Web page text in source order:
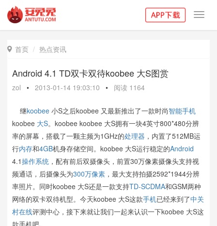
 首页 热点资讯
Android 4.1 TD双卡双待koobee 大S图赏
zol • 2013-01-14 19:03:10 • 阅读 1164
继koobee 小S之后koobee 又最新推出了一款时尚智能手机
koobee 大S。koobee koobee 大S拥有一块4英寸800*480分辨
率的屏幕，搭载了一颗主频为1GHz的处理器 ，内置了512MB运
行内存和4GB机身存储空间。koobee 大S运行稳定的Android
4.1操作系统 ，配有前后双摄像头，前置30万像素摄像头支持视
频通话，后摄像头为300万像素 ，最大支持拍摄2592*1944分辨
率照片。同时koobee 大S还是一款支持TD-SCDMA和GSM两种
网络的双卡双待机型。今天koobee 大S这款手机已经来到了中关
村在线评测中心，接下来就让我们一起来认识一下koobee 大S这
款手机吧。